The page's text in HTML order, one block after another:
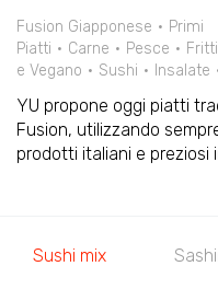
Fusion Giapponese
Primi
Piatti
Carne Pesce Fritti
e Vegano
Sushi Insalate
YU propone oggi piatti
Fusion, utilizzando
prodotti italiani e preziosi
Sushi mix